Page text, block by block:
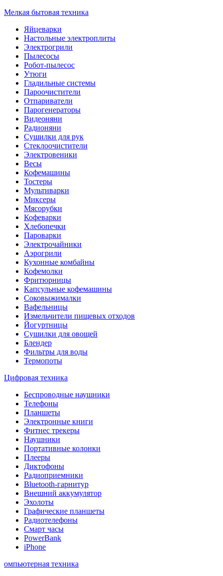
Мелкая бытовая техника
Яйцеварки
Настольные электроплиты
Электрогрили
Пылесосы
Робот-пылесос
Утюги
Гладильные системы
Пароочистители
Отпариватели
Парогенераторы
Видеоняни
Радионяни
Сушилки для рук
Стеклоочистители
Электровеники
Весы
Кофемашины
Тостеры
Мультиварки
Миксеры
Мясорубки
Кофеварки
Хлебопечки
Пароварки
Электрочайники
Аэрогрили
Кухонные комбайны
Кофемолки
Фритюрницы
Капсульные кофемашины
Соковыжималки
Вафельницы
Измельчители пищевых отходов
Йогуртницы
Сушилки для овощей
Блендер
Фильтры для воды
Термопоты
Цифровая техника
Беспроводные наушники
Телефоны
Планшеты
Электронные книги
Фитнес трекеры
Наушники
Портативные колонки
Плееры
Диктофоны
Радиоприемники
Bluetooth-гарнитур
Внешний аккумулятор
Эхолоты
Графические планшеты
Радиотелефоны
Смарт часы
PowerBank
iPhone
омпьютерная техника